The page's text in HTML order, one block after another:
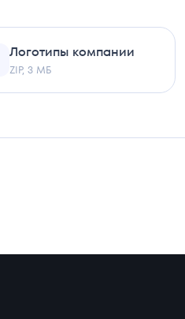
Логотипы компании
ZIP, 3 МБ